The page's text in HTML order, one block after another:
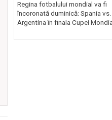
Regina fotbalului mondial va fi
încoronată duminică: Spania vs.
Argentina în finala Cupei